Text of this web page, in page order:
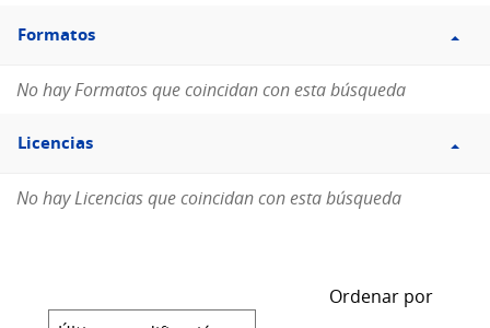
Filtro
Formatos
Formatos
No hay Formatos que coincidan con esta búsqueda
Filtro
Licencias
Licencias
No hay Licencias que coincidan con esta búsqueda
Ordenar por